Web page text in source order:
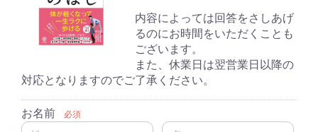
内容によっては回答をさしあげ
るのにお時間をいただくことも
ございます。
また、休業日は翌営業日以降の
対応となりますのでご了承ください。
お名前 必須